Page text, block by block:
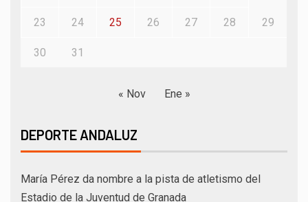
23 24 25 26 27 28 29
30 31
« Nov Ene »
DEPORTE ANDALUZ
María Pérez da nombre a la pista de atletismo del
Estadio de la Juventud de Granada